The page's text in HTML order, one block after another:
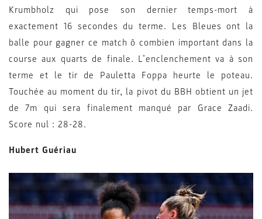
Krumbholz qui pose son dernier temps-mort à
exactement 16 secondes du terme. Les Bleues ont la
balle pour gagner ce match ô combien important dans la
course aux quarts de finale. L’enclenchement va à son
terme et le tir de Pauletta Foppa heurte le poteau.
Touchée au moment du tir, la pivot du BBH obtient un jet
de 7m qui sera finalement manqué par Grace Zaadi.
Score nul : 28-28.
Hubert Guériau